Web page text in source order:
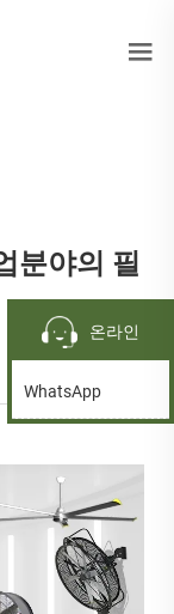
분야의 필
온라인
WhatsApp